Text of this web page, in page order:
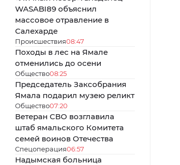
WASABI89 объяснил
массовое отравление в
Салехарде
Происшествия08:47
Походы в лес на Ямале
отменились до осени
Общество08:25
Председатель Заксобрания
Ямала подарил музею реликт
Общество07:20
Ветеран СВО возглавила
штаб ямальского Комитета
семей воинов Отечества
Спецоперация06:57
Надымская больница